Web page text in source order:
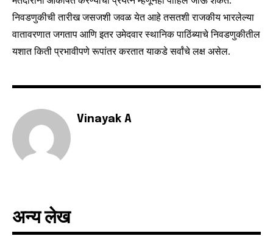
SUBSCRIBE
6,300
Fans
32,111
निवडणुकीची तारीख जसजशी जवळ येत आहे तसतशी राजकीय भारलेल्या
वातावरणात जगताप आणि इतर उमेदवार स्थानिक पाठिंब्याचे निवडणुकीतील
यशात किती प्रभावीपणे रूपांतर करतात याकडे सर्वांचे लक्ष असेल.
Vinayak A
अन्य लेख